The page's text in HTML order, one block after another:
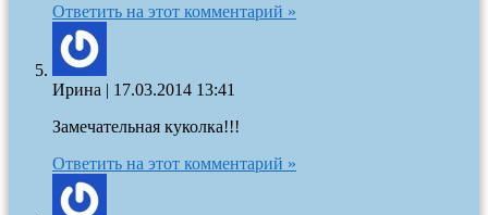
Ответить на этот комментарий »
Ирина | 17.03.2014 13:41
Замечательная куколка!!!
Ответить на этот комментарий »